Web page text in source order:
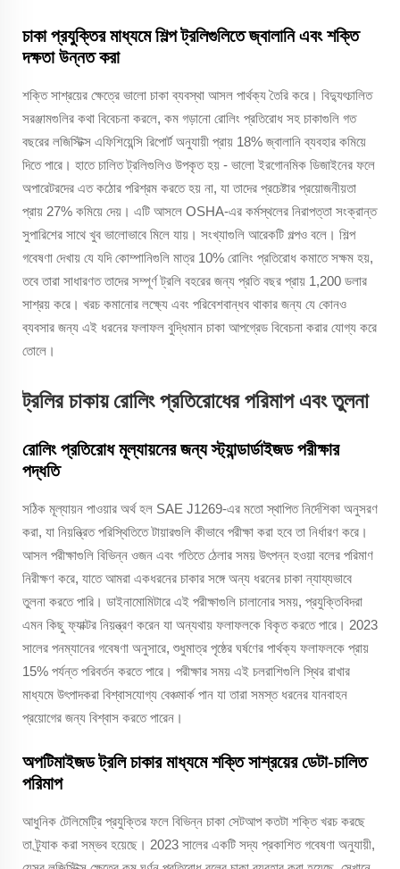
চাকা প্রযুক্তির মাধ্যমে শিল্প ট্রলিগুলিতে জ্বালানি এবং শক্তি
দক্ষতা উন্নত করা
শক্তি সাশ্রয়ের ক্ষেত্রে ভালো চাকা ব্যবস্থা আসল পার্থক্য তৈরি করে। বিদ্যুৎচালিত
সরঞ্জামগুলির কথা বিবেচনা করলে, কম গড়ানো রোলিং প্রতিরোধ সহ চাকাগুলি গত
বছরের লজিস্টিক্স এফিশিয়েন্সি রিপোর্ট অনুযায়ী প্রায় 18% জ্বালানি ব্যবহার কমিয়ে
দিতে পারে। হাতে চালিত ট্রলিগুলিও উপকৃত হয় - ভালো ইরগোনমিক ডিজাইনের ফলে
অপারেটরদের এত কঠোর পরিশ্রম করতে হয় না, যা তাদের প্রচেষ্টার প্রয়োজনীয়তা
প্রায় 27% কমিয়ে দেয়। এটি আসলে OSHA-এর কর্মস্থলের নিরাপত্তা সংক্রান্ত
সুপারিশের সাথে খুব ভালোভাবে মিলে যায়। সংখ্যাগুলি আরেকটি গল্পও বলে। শিল্প
গবেষণা দেখায় যে যদি কোম্পানিগুলি মাত্র 10% রোলিং প্রতিরোধ কমাতে সক্ষম হয়,
তবে তারা সাধারণত তাদের সম্পূর্ণ ট্রলি বহরের জন্য প্রতি বছর প্রায় 1,200 ডলার
সাশ্রয় করে। খরচ কমানোর লক্ষ্যে এবং পরিবেশবান্ধব থাকার জন্য যে কোনও
ব্যবসার জন্য এই ধরনের ফলাফল বুদ্ধিমান চাকা আপগ্রেড বিবেচনা করার যোগ্য করে
তোলে।
ট্রলির চাকায় রোলিং প্রতিরোধের পরিমাপ এবং তুলনা
রোলিং প্রতিরোধ মূল্যায়নের জন্য স্ট্যান্ডার্ডাইজড পরীক্ষার
পদ্ধতি
সঠিক মূল্যায়ন পাওয়ার অর্থ হল SAE J1269-এর মতো স্থাপিত নির্দেশিকা অনুসরণ
করা, যা নিয়ন্ত্রিত পরিস্থিতিতে টায়ারগুলি কীভাবে পরীক্ষা করা হবে তা নির্ধারণ করে।
আসল পরীক্ষাগুলি বিভিন্ন ওজন এবং গতিতে ঠেলার সময় উৎপন্ন হওয়া বলের পরিমাণ
নিরীক্ষণ করে, যাতে আমরা একধরনের চাকার সঙ্গে অন্য ধরনের চাকা ন্যায্যভাবে
তুলনা করতে পারি। ডাইনামোমিটারে এই পরীক্ষাগুলি চালানোর সময়, প্রযুক্তিবিদরা
এমন কিছু ফ্যাক্টর নিয়ন্ত্রণ করেন যা অন্যথায় ফলাফলকে বিকৃত করতে পারে। 2023
সালের পনম্যানের গবেষণা অনুসারে, শুধুমাত্র পৃষ্ঠের ঘর্ষণের পার্থক্য ফলাফলকে প্রায়
15% পর্যন্ত পরিবর্তন করতে পারে। পরীক্ষার সময় এই চলরাশিগুলি স্থির রাখার
মাধ্যমে উৎপাদকরা বিশ্বাসযোগ্য বেঞ্চমার্ক পান যা তারা সমস্ত ধরনের যানবাহন
প্রয়োগের জন্য বিশ্বাস করতে পারেন।
অপটিমাইজড ট্রলি চাকার মাধ্যমে শক্তি সাশ্রয়ের ডেটা-চালিত
পরিমাপ
আধুনিক টেলিমেট্রি প্রযুক্তির ফলে বিভিন্ন চাকা সেটআপ কতটা শক্তি খরচ করছে
তা ট্র্যাক করা সম্ভব হয়েছে। 2023 সালের একটি সদ্য প্রকাশিত গবেষণা অনুযায়ী,